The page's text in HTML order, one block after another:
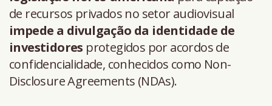
de recursos privados no setor audiovisual
impede a divulgação da identidade de
investidores protegidos por acordos de
confidencialidade, conhecidos como Non-
Disclosure Agreements (NDAs).